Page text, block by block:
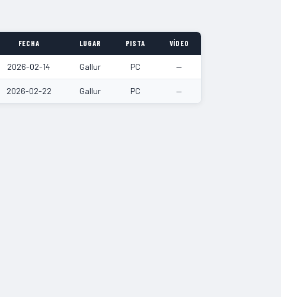
FECHA LUGAR PISTA VÍDEO
2026-02-14 Gallur PC —
2026-02-22 Gallur PC —